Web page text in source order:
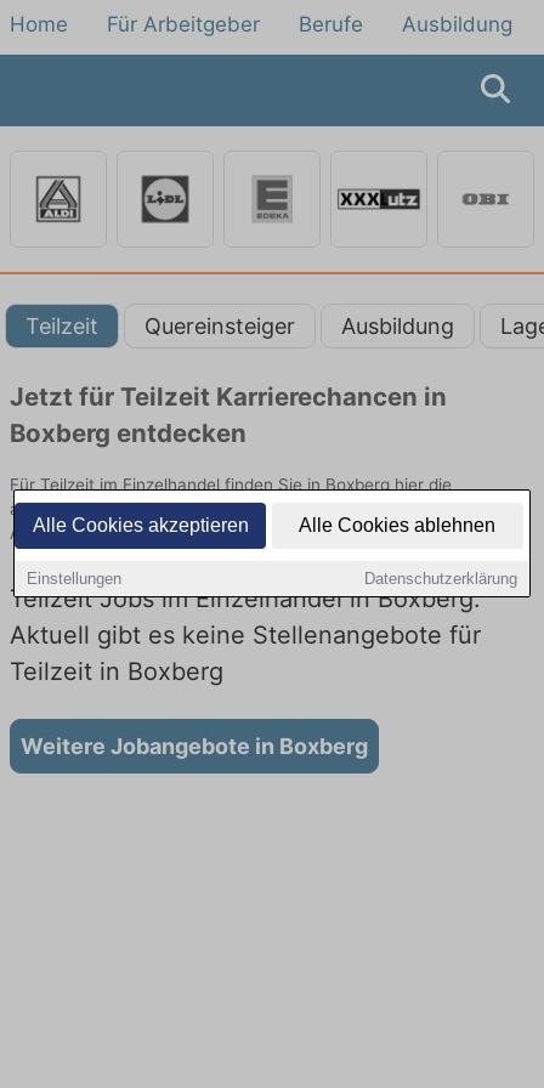
Alle Cookies akzeptieren Alle Cookies ablehnen
Einstellungen Datenschutzerklärung
Home Für Arbeitgeber Berufe Ausbildung
Teilzeit Quereinsteiger Ausbildung
Jetzt für Teilzeit Karrierechancen in
Boxberg entdecken
Für Teilzeit im Einzelhandel finden Sie in Boxberg hier die
aktuellsten Angebote. Entdecken Sie freie Optionen von Top-
Arbeitgebern und bewerben Sie sich noch heute.
Teilzeit Jobs im Einzelhandel in Boxberg:
Aktuell gibt es keine Stellenangebote für
Teilzeit in Boxberg
Weitere Jobangebote in Boxberg